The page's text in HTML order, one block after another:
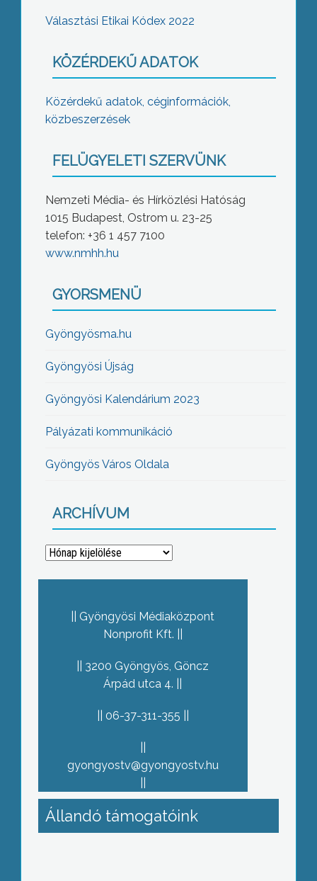
Választási Etikai Kódex 2022
KÖZÉRDEKŰ ADATOK
Közérdekű adatok, céginformációk,
közbeszerzések
FELÜGYELETI SZERVÜNK
Nemzeti Média- és Hírközlési Hatóság
1015 Budapest, Ostrom u. 23-25
telefon: +36 1 457 7100
www.nmhh.hu
GYORSMENÜ
Gyöngyösma.hu
Gyöngyösi Újság
Gyöngyösi Kalendárium 2023
Pályázati kommunikáció
Gyöngyös Város Oldala
ARCHÍVUM
Archívum
Gyöngyösi Médiaközpont
Nonprofit Kft.
3200 Gyöngyös, Göncz
Árpád utca 4.
06-37-311-355
gyongyostv@gyongyostv.hu
Állandó támogatóink